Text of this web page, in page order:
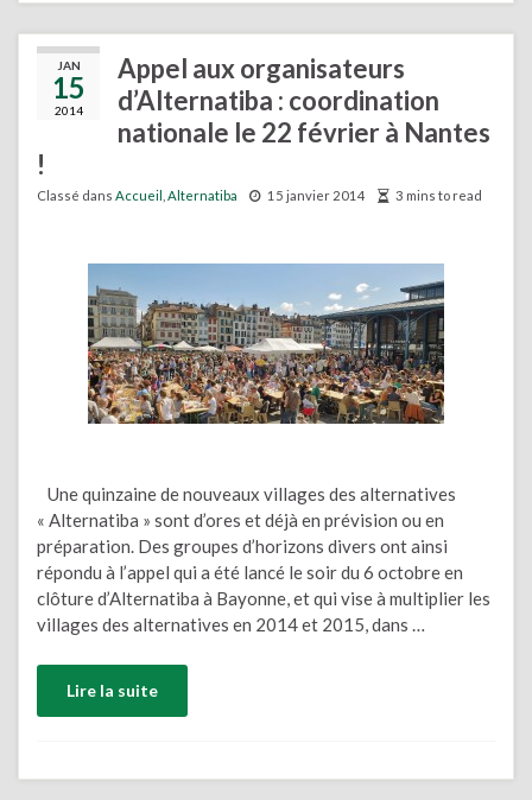
JAN
15
2014
Appel aux organisateurs
d’Alternatiba : coordination
nationale le 22 février à Nantes
!
Classé dans Accueil Alternatiba 15 janvier 2014 3 mins to read
Une quinzaine de nouveaux villages des alternatives
« Alternatiba » sont d’ores et déjà en prévision ou en
préparation. Des groupes d’horizons divers ont ainsi
répondu à l’appel qui a été lancé le soir du 6 octobre en
clôture d’Alternatiba à Bayonne, et qui vise à multiplier les
villages des alternatives en 2014 et 2015, dans …
Lire la suite